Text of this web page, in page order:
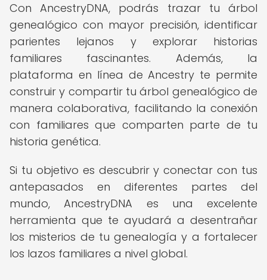
Con AncestryDNA, podrás trazar tu árbol
genealógico con mayor precisión, identificar
parientes lejanos y explorar historias
familiares fascinantes. Además, la
plataforma en línea de Ancestry te permite
construir y compartir tu árbol genealógico de
manera colaborativa, facilitando la conexión
con familiares que comparten parte de tu
historia genética.
Si tu objetivo es descubrir y conectar con tus
antepasados en diferentes partes del
mundo, AncestryDNA es una excelente
herramienta que te ayudará a desentrañar
los misterios de tu genealogía y a fortalecer
los lazos familiares a nivel global.